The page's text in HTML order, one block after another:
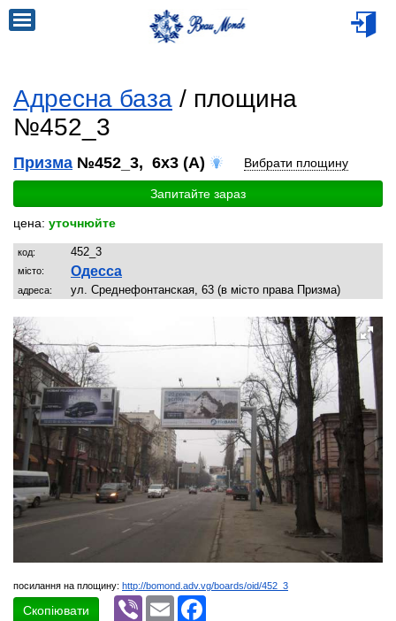
Адресна база / площина
№452_3
Призма №452_3, 6x3 (A) Вибрати площину
Запитайте зараз
цена: уточнюйте
код: 452_3
місто: Одесса
адреса: ул. Среднефонтанская, 63 (в місто права Призма)
посилання на площину: http://bomond.adv.vg/boards/oid/452_3
Скопіювати
Viber Email